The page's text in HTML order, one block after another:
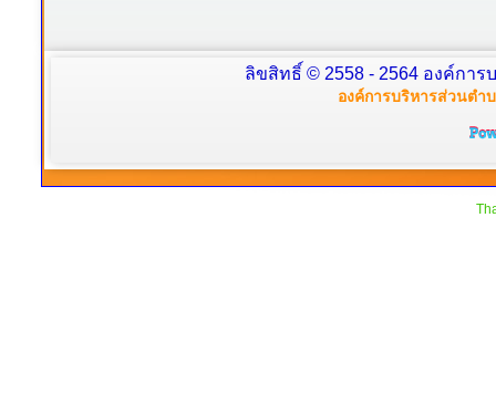
ลิขสิทธิ์ © 2558 - 2564 องค์กา
องค์การบริหารส่วนตำ